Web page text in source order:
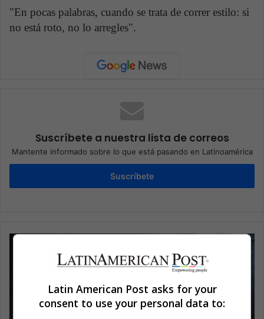
"En pocas palabras, cuando se trata de correr estilo: si
no está roto, no lo arregles".
Suscríbete a nuestra lista de correos
Mantente informado sobre lo que está pasando en Latinoamérica
Suscríbete
Latin American Post asks for your
consent to use your personal data to: